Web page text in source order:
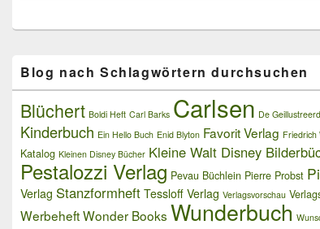
Blog nach Schlagwörtern durchsuchen
Blüchert Boldi Heft Carl Barks Carlsen De
Kinderbuch Ein Hello Buch Enid Blyton Favorit Verlag Friedrich
Katalog Kleinen Disney Bücher Kleine Walt Disney
Pestalozzi Verlag Pevau Büchlein Pierre Probst
Verlag Stanzformheft Tessloff Verlag Verlagsvorschau
WerbeheftWonder Books Wunderbuch